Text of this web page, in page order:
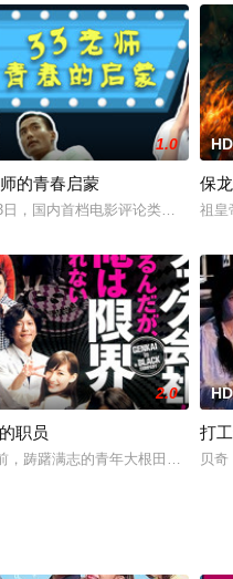
望他能运用自己写剧本的天赋来
1.0
的青春启蒙
日，国内首档电影评论类脱口秀节
HD
保
祖皇
時候，身上只剩下穿着的一套名
2.0
职员
，踌躇满志的青年大根田真男进入
HD
打
贝